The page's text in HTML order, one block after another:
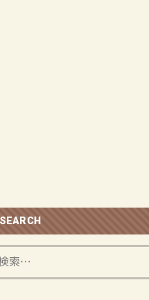
SEARCH